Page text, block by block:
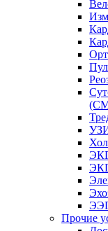
Прочие